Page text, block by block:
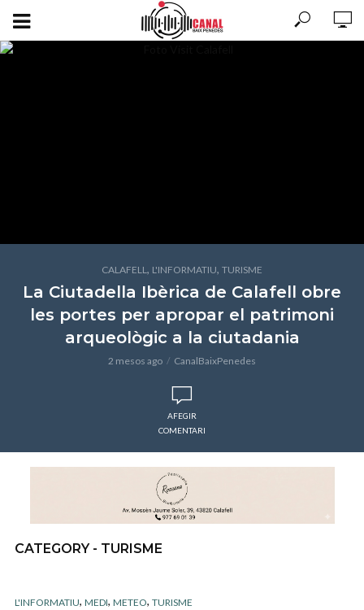
CALAFELL, L'INFORMATIU, TURISME
La Ciutadella Ibèrica de Calafell obre
les portes per apropar el patrimoni
arqueològic a la ciutadania
2 mesos ago CanalBaixPenedes
AFEGIR
COMENTARI
CATEGORY - TURISME
L'INFORMATIU, MEDI, METEO, TURISME